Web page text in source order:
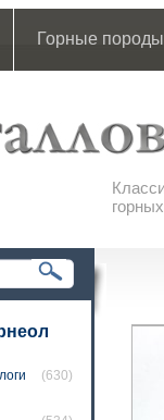
Горные породы
(630)